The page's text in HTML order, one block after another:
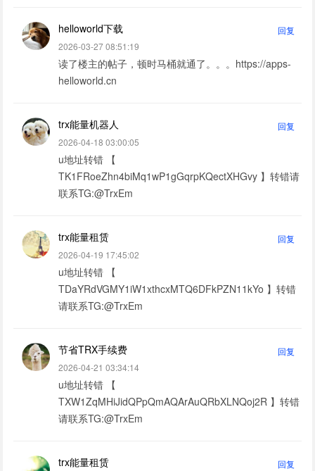
helloworld下载
回复
2026-03-27 08:51:19
读了楼主的帖子，顿时马桶就通了。。。https://apps-
helloworld.cn
trx能量机器人
回复
2026-04-18 03:00:05
u地址转错 【
TK1FRoeZhn4biMq1wP1gGqrpKQectXHGvy 】转错请
联系TG:@TrxEm
trx能量租赁
回复
2026-04-19 17:45:02
u地址转错 【
TDaYRdVGMY1iW1xthcxMTQ6DFkPZN11kYo 】转错
请联系TG:@TrxEm
节省TRX手续费
回复
2026-04-21 03:34:14
u地址转错 【
TXW1ZqMHiJidQPpQmAQArAuQRbXLNQoj2R 】转错
请联系TG:@TrxEm
trx能量租赁
回复